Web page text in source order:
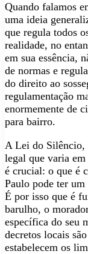
Quando falamos
uma ideia
que regula todos
realidade, no
em sua essência,
de normas e
do direito ao
regulamentação
enormemente de
para bairro.
A Lei do Silêncio,
legal que varia
é crucial: o que é
Paulo pode ter
É por isso que é
barulho, o
específica do seu
decretos locais
estabelecem os